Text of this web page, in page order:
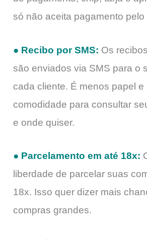
só não aceita pagamento pelo
● Recibo por SMS: Os
são enviados via SMS para o
cada cliente. É menos papel e
comodidade para consultar
e onde quiser.
● Parcelamento em até 18x:
liberdade de parcelar suas
18x. Isso quer dizer mais
compras grandes.